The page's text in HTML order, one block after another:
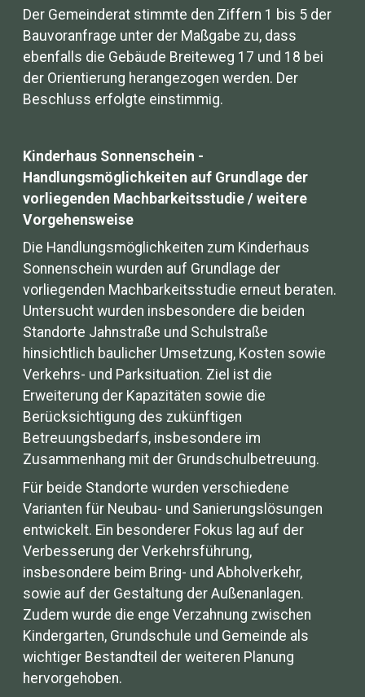
Der Gemeinderat stimmte den Ziffern 1 bis 5 der
Bauvoranfrage unter der Maßgabe zu, dass
ebenfalls die Gebäude Breiteweg 17 und 18 bei
der Orientierung herangezogen werden. Der
Beschluss erfolgte einstimmig.
Kinderhaus Sonnenschein -
Handlungsmöglichkeiten auf Grundlage der
vorliegenden Machbarkeitsstudie / weitere
Vorgehensweise
Die Handlungsmöglichkeiten zum Kinderhaus
Sonnenschein wurden auf Grundlage der
vorliegenden Machbarkeitsstudie erneut beraten.
Untersucht wurden insbesondere die beiden
Standorte Jahnstraße und Schulstraße
hinsichtlich baulicher Umsetzung, Kosten sowie
Verkehrs- und Parksituation. Ziel ist die
Erweiterung der Kapazitäten sowie die
Berücksichtigung des zukünftigen
Betreuungsbedarfs, insbesondere im
Zusammenhang mit der Grundschulbetreuung.
Für beide Standorte wurden verschiedene
Varianten für Neubau- und Sanierungslösungen
entwickelt. Ein besonderer Fokus lag auf der
Verbesserung der Verkehrsführung,
insbesondere beim Bring- und Abholverkehr,
sowie auf der Gestaltung der Außenanlagen.
Zudem wurde die enge Verzahnung zwischen
Kindergarten, Grundschule und Gemeinde als
wichtiger Bestandteil der weiteren Planung
hervorgehoben.